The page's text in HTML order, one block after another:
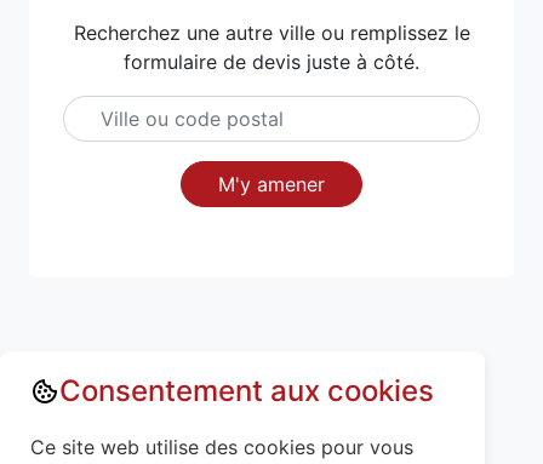
Recherchez une autre ville ou remplissez le
formulaire de devis juste à côté.
M'y amener
Annuaire : Monte escalier
Ain (01)
Consentement aux cookies
Ce site web utilise des cookies pour vous